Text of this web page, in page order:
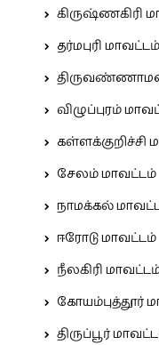
கிருஷ்ணகிரி
தர்மபுரி மாவட்டம்
விழுப்புரம்
கள்ளக்குறிச்சி
சேலம் மாவட்டம்
நாமக்கல்
ஈரோடு மாவட்டம்
நீலகிரி
கோயம்புத்தூர்
திருப்பூர்